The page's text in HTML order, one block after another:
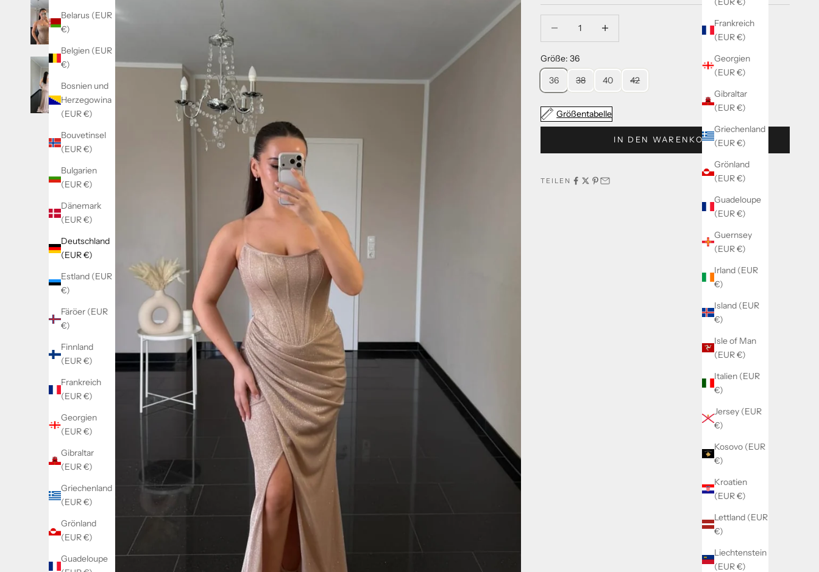
Frankreich
(EUR €)
Georgien
(EUR €)
Gibraltar
(EUR €)
Griechenland
(EUR €)
Grönland
(EUR €)
Guadeloupe
(EUR €)
Guernsey
(EUR €)
Irland (EUR
€)
Island (EUR
€)
Isle of Man
(EUR €)
Italien (EUR
€)
Jersey (EUR
€)
Kosovo (EUR
€)
Kroatien
(EUR €)
Lettland (EUR
€)
Liechtenstein
(EUR €)
Belarus (EUR
€)
Belgien (EUR
€)
Bosnien und
Herzegowina
(EUR €)
Bouvetinsel
(EUR €)
Bulgarien
(EUR €)
Dänemark
(EUR €)
Deutschland
(EUR €)
Estland (EUR
€)
Färöer (EUR
€)
Finnland
(EUR €)
Frankreich
(EUR €)
Georgien
(EUR €)
Gibraltar
(EUR €)
Griechenland
(EUR €)
Grönland
(EUR €)
Guadeloupe
Größe: 36
36
38 40 42
Größentabelle
IN DEN WARENKORB
TEILEN